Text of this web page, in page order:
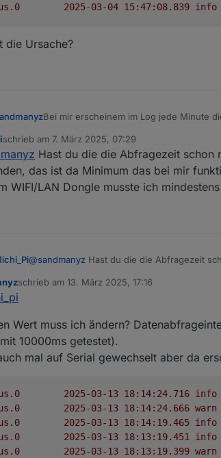
info
die Ursache?
Bei mir erscheinem im Log jede Minute
modbus.0	2025-03-04
modbus.0	2025-03-04
modbus.0	2025-03-04
modbus.0	2025-03-04
modbus.0	2025-03-04
Was ist die Ursache?
schrieb am 7. März 2025, 07:29
zuletzt editiert von
Hast du die die Abfragezeit schon
das ist da Minimum das bei mir
WIFI/LAN Dongle musste ich
@sandmanyz Hast du die die Abfragezeit
Mit dem WIFI/LAN Dongle musste ich
schrieb am 13. März 2025, 17:16
zuletzt editiert von
Wert muss ich ändern?
10000ms getestet).
mal auf Serial gewechselt aber da
info
warn
info
info
warn